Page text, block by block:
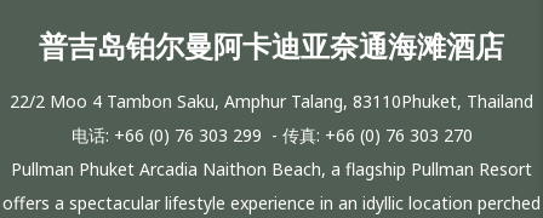
普吉岛铂尔曼阿卡迪亚奈通海滩酒店
22/2 Moo 4 Tambon Saku, Amphur Talang, 83110Phuket, Thailand
电话: +66 (0) 76 303 299 - 传真: +66 (0) 76 303 270
Pullman Phuket Arcadia Naithon Beach, a flagship Pullman Resort
offers a spectacular lifestyle experience in an idyllic location perched